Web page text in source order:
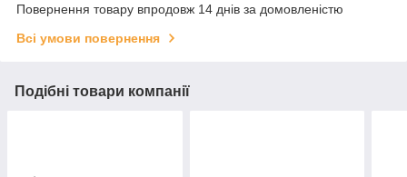
Повернення товару впродовж 14 днів за домовленістю
Всі умови повернення
Подібні товари компанії